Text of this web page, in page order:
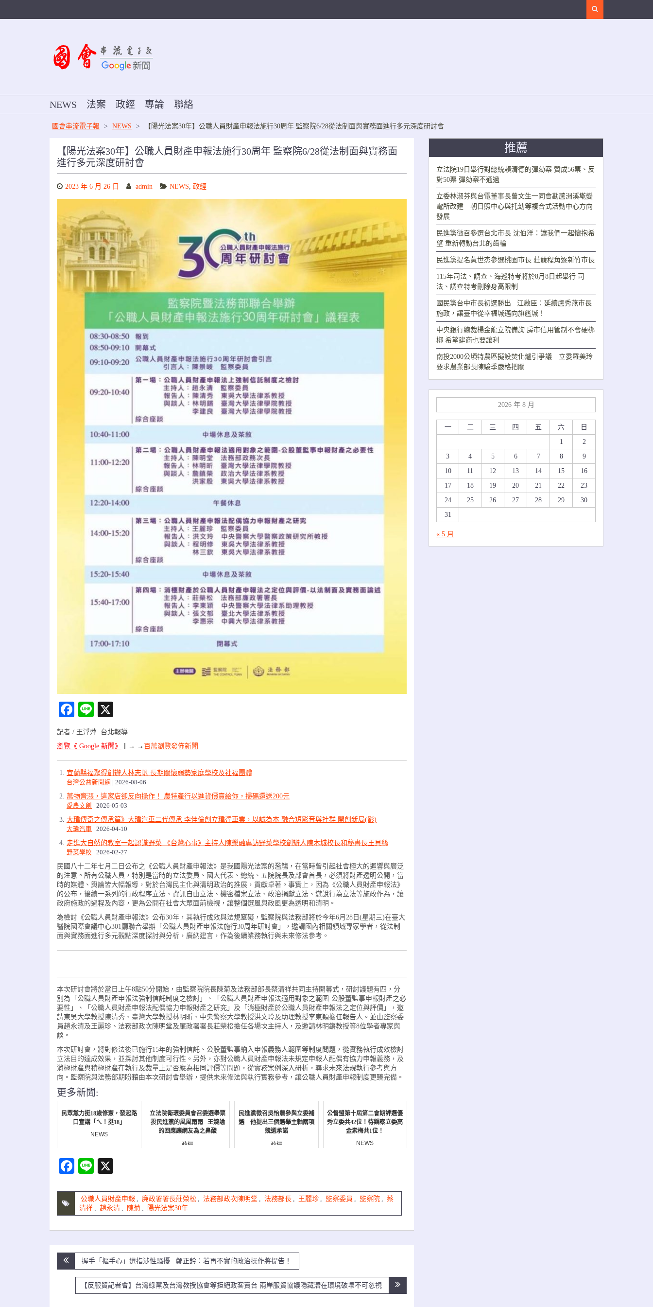
NEWS 法案 政經 專論 聯絡
國會串流電子報 > NEWS > 【陽光法案30年】公職人員財產申報法施行30周年 監察院6/28從法制面與實務面進行多元深度研討會
【陽光法案30年】公職人員財產申報法施行30周年 監察院6/28從法制面與實務面
進行多元深度研討會
2023 年 6 月 26 日 admin NEWS, 政經
Facebook
Line
記者 / 王浮萍 台北報導
瀏覽《 Google 新聞》
→ → 百萬瀏覽發佈新聞
宜蘭縣福聚得創辦人林志帆 長期關懷弱勢家庭學校及社福團體
台灣公益新聞網 2026-08-06
萬物齊漲，這家店卻反向操作！ 農特產行以進貨價賣給你，掃碼還送200元
愛農文創 2026-05-03
大瑋傳奇之傳承篇》大瑋汽車二代傳承 李佳倫創立瑋達車業，以誠為本 融合短影音與社群 開創新局(影)
大瑋汽車 2026-04-10
走進大自然的教室一起認識野菜 《台灣心事》主持人陳樂融專訪野菜學校創辦人陳木城校長和秘書長王貝絲
野菜學校 2026-02-27
民國八十二年七月二日公布之《公職人員財產申報法》是我國陽光法案的濫觴，在當時曾引起社會極大的迴響與廣泛
的注意。所有公職人員，特別是當時的立法委員、國大代表、總統、五院院長及部會首長，必須將財產透明公開，當
時的媒體、輿論皆大幅報導，對於台灣民主化與清明政治的推展，貢獻卓著。事實上，因為《公職人員財產申報法》
的公布，後續一系列的行政程序立法、資訊自由立法、機密檔案立法、政治捐獻立法、遊說行為立法等施政作為，讓
政府施政的過程及內容，更為公開在社會大眾面前檢視，讓整個選風與政風更為透明和清明。
為檢討《公職人員財產申報法》公布30年，其執行成效與法規窒礙，監察院與法務部將於今年6月28日(星期三)在臺大
醫院國際會議中心301廳聯合舉辦「公職人員財產申報法施行30周年研討會」，邀請國內相關領域專家學者，從法制
面與實務面進行多元觀點深度探討與分析，廣納建言，作為後續業務執行與未來修法參考。
本次研討會將於當日上午8點50分開始，由監察院院長陳菊及法務部部長蔡清祥共同主持開幕式，研討議題有四，分
別為「公職人員財產申報法強制信託制度之檢討」、「公職人員財產申報法適用對象之範圍-公股董監事申報財產之必
要性」、「公職人員財產申報法配偶協力申報財產之研究」及「消極財產於公職人員財產申報法之定位與評價」，邀
請東吳大學教授陳清秀、臺灣大學教授林明昕、中央警察大學教授洪文玲及助理教授李東穎擔任報告人。並由監察委
員趙永清及王麗珍、法務部政次陳明堂及廉政署署長莊榮松擔任各場次主持人，及邀請林明鏘教授等8位學者專家與
談。
本次研討會，將對修法後已施行15年的強制信託、公股董監事納入申報義務人範圍等制度問題，從實務執行成效檢討
立法目的達成效果，並探討其他制度可行性。另外，亦對公職人員財產申報法未規定申報人配偶有協力申報義務，及
消極財產與積極財產在執行及裁量上是否應為相同評價等問題，從實務案例深入研析，尋求未來法規執行參考與方
向。監察院與法務部期盼藉由本次研討會舉辦，提供未來修法與執行實務參考，讓公職人員財產申報制度更臻完備。
更多新聞:
民眾黨力挺18歲修憲，發起路
口宣講「ㄟ！挺18」
NEWS
立法院衛環委員會召委選舉票
投民進黨的風風雨雨 王婉諭
的回應讓網友為之鼻酸
政經
民進黨徵召吳怡農參與立委補
選 他提出三個選舉主軸兩項
競選承諾
政經
公督盟第十屆第二會期評選優
秀立委共42位！待觀察立委高
金素梅共1位！
NEWS
Facebook
Line
公職人員財產申報 , 廉政署署長莊榮松 , 法務部政次陳明堂 , 法務部長 , 王麗珍 , 監察委員 , 監察院 , 蔡
清祥 , 趙永清 , 陳菊 , 陽光法案30年
文
握手「摳手心」遭指涉性騷擾 鄭正鈐：若再不實的政治操作將提告！
【反服貿記者會】台灣綠黨及台灣教授協會等拒絕政客賣台 兩岸服貿協議隱藏潛在環境破壞不可忽視
推薦
立法院19日舉行對總統賴清德的彈劾案 贊成56票、反
對50票 彈劾案不通過
立委林淑芬與台電董事長曾文生一同會勘蘆洲溪墘變
電所改建 朝日照中心與托幼等複合式活動中心方向
發展
民進黨徵召參選台北市長 沈伯洋：讓我們一起懷抱希
望 重新轉動台北的齒輪
民進黨提名黃世杰參選桃園市長 莊競程角逐新竹市長
115年司法、調查、海巡特考將於8月8日起舉行 司
法、調查特考刪除身高限制
國民黨台中市長初選勝出 江啟臣：延續盧秀燕市長
施政，讓臺中從幸福城邁向旗艦城！
中央銀行總裁楊金龍立院備詢 房市信用管制不會硬梆
梆 希望建商也要讓利
南投2000公頃特農區擬設焚化爐引爭議 立委羅美玲
要求農業部長陳駿季嚴格把關
2026 年 8 月
一 二 三 四 五 六
日
1
2
3
4 5 6 7 8
9
10
11 12 13 14 15
16
17
18 19 20 21 22
23
24
25 26 27 28 29
30
31
« 5 月